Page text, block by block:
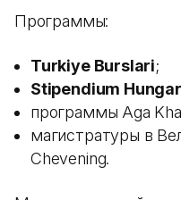
Программы:
Turkiye Burslari;
Stipendium
программы Aga
магистратуры в
Chevening.